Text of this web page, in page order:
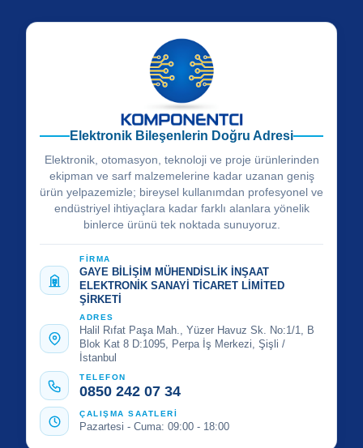
Elektronik Bileşenlerin Doğru Adresi
Elektronik, otomasyon, teknoloji ve proje ürünlerinden
ekipman ve sarf malzemelerine kadar uzanan geniş
ürün yelpazemizle; bireysel kullanımdan profesyonel ve
endüstriyel ihtiyaçlara kadar farklı alanlara yönelik
binlerce ürünü tek noktada sunuyoruz.
FİRMA
GAYE BİLİŞİM MÜHENDİSLİK İNŞAAT
ELEKTRONİK SANAYİ TİCARET LİMİTED
ŞİRKETİ
ADRES
Halil Rıfat Paşa Mah., Yüzer Havuz Sk. No:1/1, B
Blok Kat 8 D:1095, Perpa İş Merkezi, Şişli /
İstanbul
TELEFON
0850 242 07 34
ÇALIŞMA SAATLERİ
Pazartesi - Cuma: 09:00 - 18:00